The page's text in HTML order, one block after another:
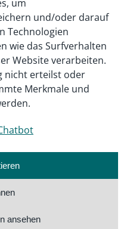
um
und/oder darauf
Technologien
wie das Surfverhalten
Website verarbeiten.
nicht erteilst oder
Merkmale und
ansehen